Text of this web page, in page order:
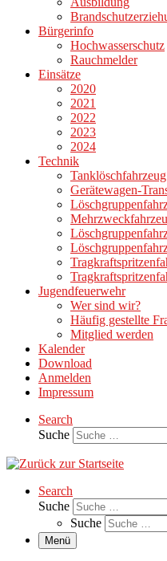
Bürgerinfo
Hochwasserschutz
Rauchmelder
Einsätze
2020
2021
2022
2023
2024
Technik
Gerätewagen-
Jugendfeuerwehr
Wer sind wir?
Häufig gestellte
Mitglied werden
Kalender
Download
Anmelden
Impressum
Search
Suche
Search
Suche
Suche
Menü